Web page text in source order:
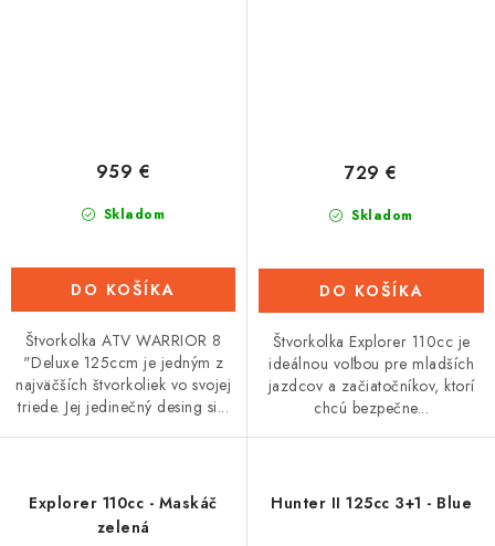
Skladom
959 €
DO KOŠÍKA
Štvorkolka ATV WARRIOR 8
"Deluxe 125ccm je jedným z
najväčších štvorkoliek vo svojej
triede. Jej jedinečný desing si...
Skladom
729 €
DO KOŠÍKA
Štvorkolka Explorer 110cc je
ideálnou voľbou pre mladších
jazdcov a začiatočníkov, ktorí
chcú bezpečne...
Explorer 110cc - Maskáč
zelená
Hunter II 125cc 3+1 - Blue